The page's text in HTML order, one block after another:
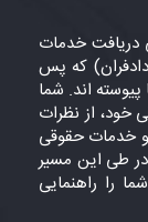
دریافت خدمات
که پس
اند. شما
خود، از نظرات
و خدمات حقوقی
در طی این مسیر
را راهنمایی